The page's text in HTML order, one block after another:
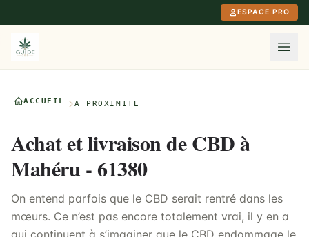
ESPACE PRO
ACCUEIL À PROXIMITÉ
Achat et livraison de CBD à
Mahéru - 61380
On entend parfois que le CBD serait rentré dans les
mœurs. Ce n’est pas encore totalement vrai, il y en a
qui continuent à s’imaginer que le CBD endommage le